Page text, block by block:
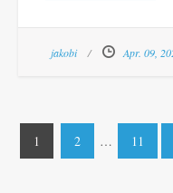
jakobi Apr. 09,
1 2 … 11